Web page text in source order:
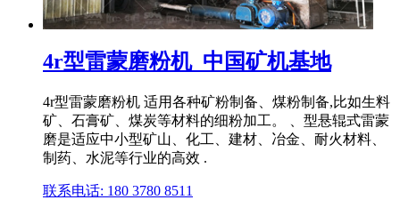
4r型雷蒙磨粉机_中国矿机基地
4r型雷蒙磨粉机 适用各种矿粉制备、煤粉制备,比如生料
矿、石膏矿、煤炭等材料的细粉加工。 、型悬辊式雷蒙
磨是适应中小型矿山、化工、建材、冶金、耐火材料、
制药、水泥等行业的高效 .
联系电话: 180 3780 8511